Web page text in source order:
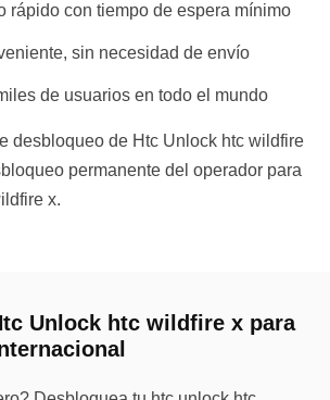
rápido con tiempo de espera mínimo
sin necesidad de envío
de usuarios en todo el mundo
desbloqueo de Htc Unlock htc wildfire
permanente del operador para
x.
Unlock htc wildfire x para